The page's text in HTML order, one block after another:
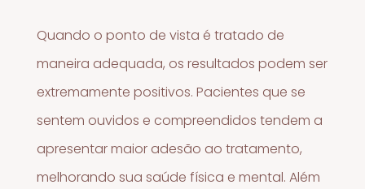
Quando o ponto de vista é tratado de
maneira adequada, os resultados podem ser
extremamente positivos. Pacientes que se
sentem ouvidos e compreendidos tendem a
apresentar maior adesão ao tratamento,
melhorando sua saúde física e mental. Além